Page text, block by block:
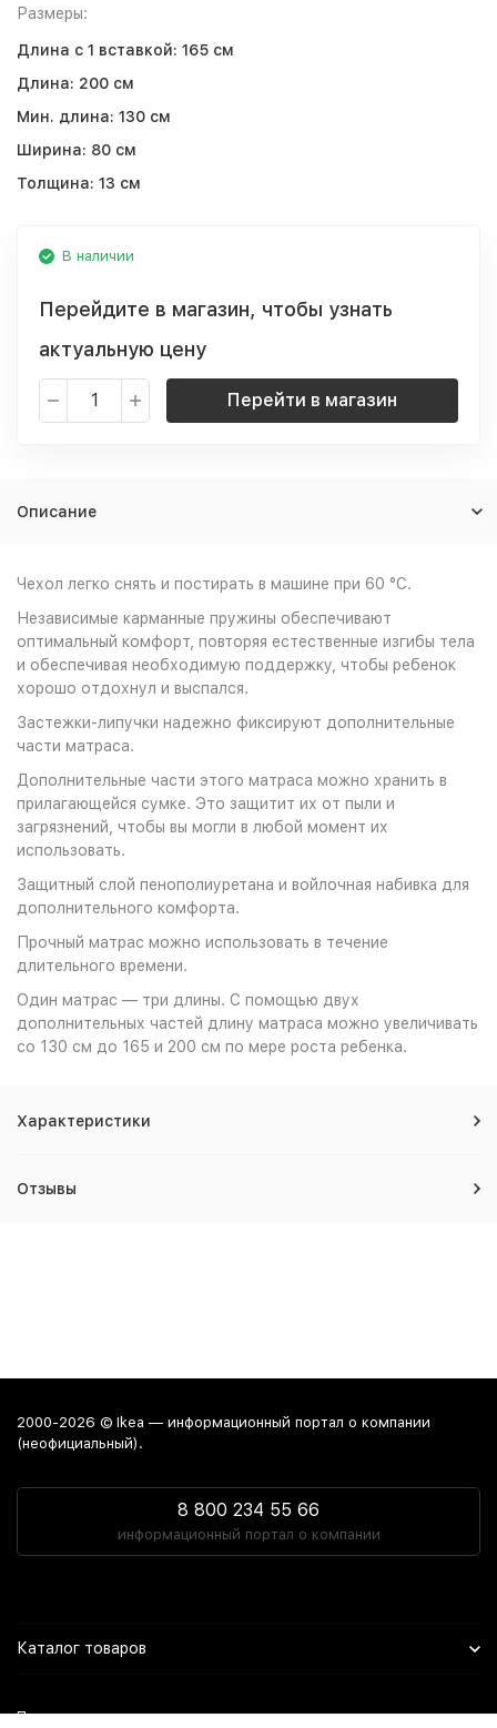
Размеры:
Длина с 1 вставкой: 165 см
Длина: 200 см
Мин. длина: 130 см
Ширина: 80 см
Толщина: 13 см
В наличии
Перейдите в магазин, чтобы узнать
актуальную цену
Перейти в магазин
Описание
Чехол легко снять и постирать в машине при 60 °C.
Независимые карманные пружины обеспечивают
оптимальный комфорт, повторяя естественные изгибы тела
и обеспечивая необходимую поддержку, чтобы ребенок
хорошо отдохнул и выспался.
Застежки-липучки надежно фиксируют дополнительные
части матраса.
Дополнительные части этого матраса можно хранить в
прилагающейся сумке. Это защитит их от пыли и
загрязнений, чтобы вы могли в любой момент их
использовать.
Защитный слой пенополиуретана и войлочная набивка для
дополнительного комфорта.
Прочный матрас можно использовать в течение
длительного времени.
Один матрас — три длины. С помощью двух
дополнительных частей длину матраса можно увеличивать
со 130 см до 165 и 200 см по мере роста ребенка.
Характеристики
Отзывы
2000-2026 © Ikea — информационный портал о компании
(неофициальный).
8 800 234 55 66
информационный портал о компании
Каталог товаров
Политика персональных данных